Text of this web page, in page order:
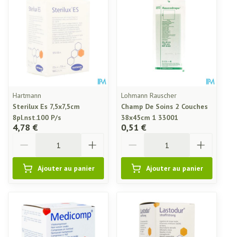
Hartmann
Sterilux Es 7,5x7,5cm
8pl.nst.100 P/s
4,78 €
Ajouter au panier
Lohmann Rauscher
Champ De Soins 2 Couches
38x45cm 1 33001
0,51 €
Ajouter au panier